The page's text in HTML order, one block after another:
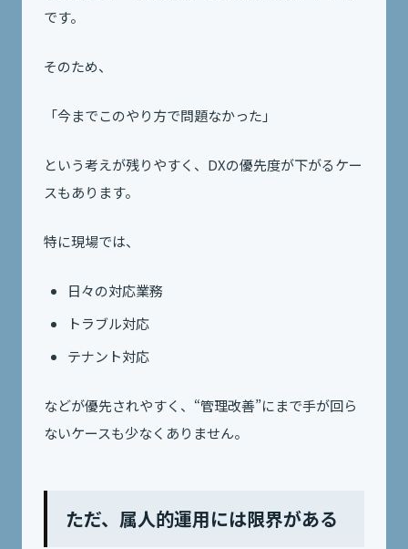
です。
そのため、
「今までこのやり方で問題なかった」
という考えが残りやすく、DXの優先度が下がるケー
スもあります。
特に現場では、
日々の対応業務
トラブル対応
テナント対応
などが優先されやすく、“管理改善”にまで手が回ら
ないケースも少なくありません。
ただ、属人的運用には限界がある